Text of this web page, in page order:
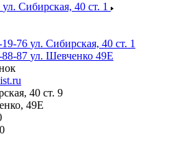
ул. Сибирская, 40 ст. 1
76 ул. Сибирская, 40 ст. 1
87 ул. Шевченко 49Е
40 ст. 9
49Е